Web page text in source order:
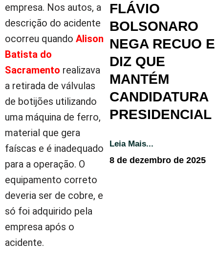
empresa. Nos autos, a
descrição do acidente
ocorreu quando Alison
Batista do
Sacramento realizava
a retirada de válvulas
de botijões utilizando
uma máquina de ferro,
material que gera
faíscas e é inadequado
para a operação. O
equipamento correto
deveria ser de cobre, e
só foi adquirido pela
empresa após o
acidente.
FLÁVIO
BOLSONARO
NEGA RECUO E
DIZ QUE
MANTÉM
CANDIDATURA
PRESIDENCIAL
Leia Mais...
8 de dezembro de 2025